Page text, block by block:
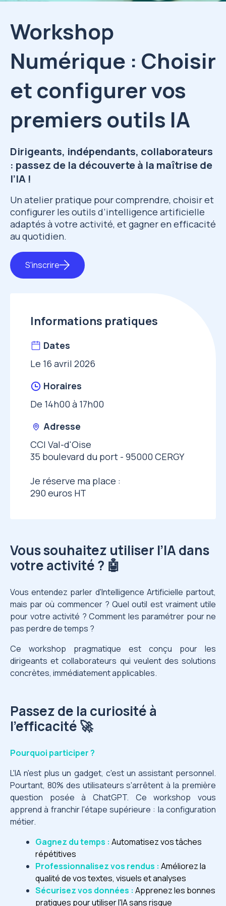
Workshop
Numérique : Choisir
et configurer vos
premiers outils IA
Dirigeants, indépendants, collaborateurs
: passez de la découverte à la maîtrise de
l’IA !
Un atelier pratique pour comprendre, choisir et
configurer les outils d’intelligence artificielle
adaptés à votre activité, et gagner en efficacité
au quotidien.
S'inscrire
Informations pratiques
Dates
Le 16 avril 2026
Horaires
De 14h00 à 17h00
Adresse
CCI Val-d'Oise
35 boulevard du port - 95000 CERGY
Je réserve ma place :
290 euros HT
Vous souhaitez utiliser l’IA dans
votre activité ? 🤖
Vous entendez parler d'Intelligence Artificielle partout,
mais par où commencer ? Quel outil est vraiment utile
pour votre activité ? Comment les paramétrer pour ne
pas perdre de temps ?
Ce workshop pragmatique est conçu pour les
dirigeants et collaborateurs qui veulent des solutions
concrètes, immédiatement applicables.
Passez de la curiosité à
l’efficacité 🚀
Pourquoi participer ?
L'IA n'est plus un gadget, c'est un assistant personnel.
Pourtant, 80% des utilisateurs s'arrêtent à la première
question posée à ChatGPT. Ce workshop vous
apprend à franchir l'étape supérieure : la configuration
métier.
Gagnez du temps : Automatisez vos tâches
répétitives
Professionnalisez vos rendus : Améliorez la
qualité de vos textes, visuels et analyses
Sécurisez vos données : Apprenez les bonnes
pratiques pour utiliser l'IA sans risque